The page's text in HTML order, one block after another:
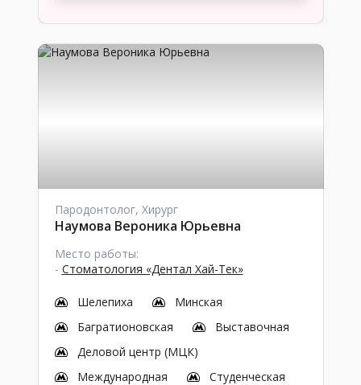
Пародонтолог, Хирург
Наумова Вероника Юрьевна
Место работы:
- Стоматология «Дентал Хай-Тек»
Шелепиха
Минская
Багратионовская
Выставочная
Деловой центр (МЦК)
Международная
Студенческая